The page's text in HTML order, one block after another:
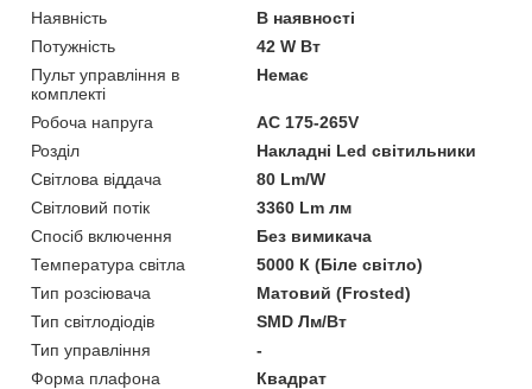
Наявність
В наявності
Потужність
42 W Вт
Пульт управління в
комплекті
Немає
Робоча напруга
AC 175-265V
Розділ
Накладні Led світильники
Світлова віддача
80 Lm/W
Світловий потік
3360 Lm лм
Спосіб включення
Без вимикача
Температура світла
5000 К (Біле світло)
Тип розсіювача
Матовий (Frosted)
Тип світлодіодів
SMD Лм/Вт
Тип управління
-
Форма плафона
Квадрат